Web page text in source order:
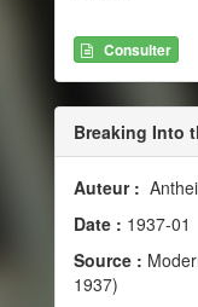
Consulter
Breaking Into
Auteur :
Date : 1937-01
Source :
1937)